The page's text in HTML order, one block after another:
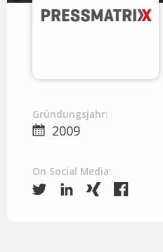
Gründungsjahr:
2009
On Social Media: